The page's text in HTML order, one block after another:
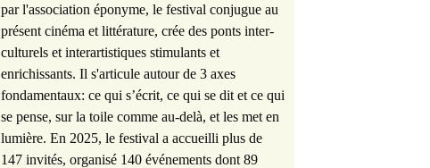
par l'association éponyme, le festival conjugue au
présent cinéma et littérature, crée des ponts inter-
culturels et interartistiques stimulants et
enrichissants. Il s'articule autour de 3 axes
fondamentaux: ce qui s’écrit, ce qui se dit et ce qui
se pense, sur la toile comme au-delà, et les met en
lumière. En 2025, le festival a accueilli plus de
147 invités, organisé 140 événements dont 89